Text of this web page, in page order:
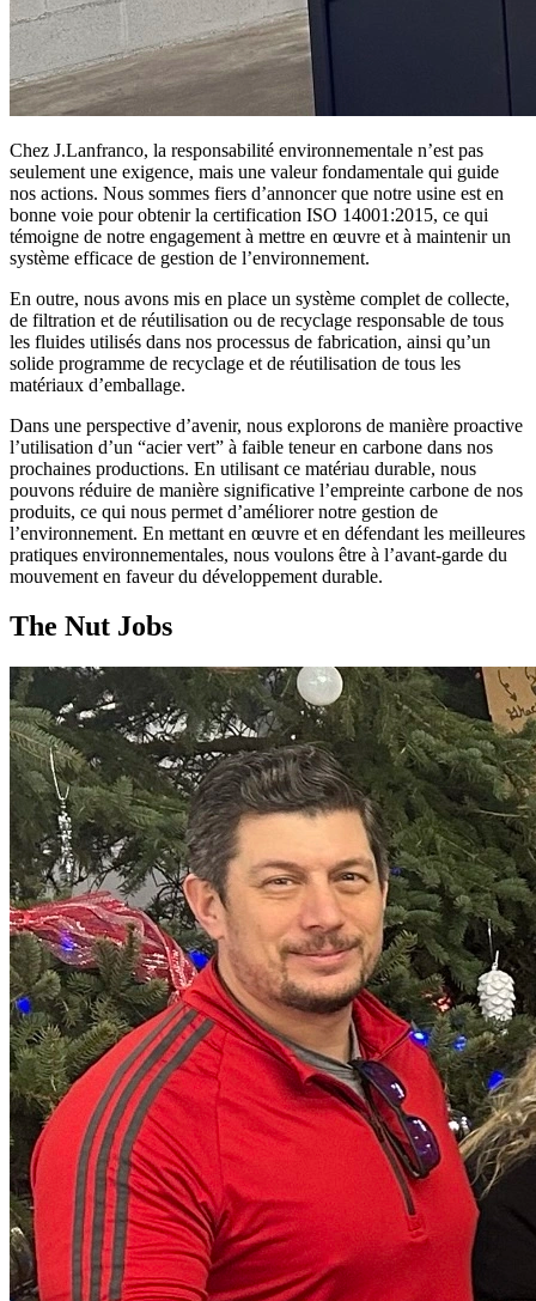
Chez J.Lanfranco, la responsabilité environnementale n’est pas
seulement une exigence, mais une valeur fondamentale qui guide
nos actions. Nous sommes fiers d’annoncer que notre usine est en
bonne voie pour obtenir la certification ISO 14001:2015, ce qui
témoigne de notre engagement à mettre en œuvre et à maintenir un
système efficace de gestion de l’environnement.
En outre, nous avons mis en place un système complet de collecte,
de filtration et de réutilisation ou de recyclage responsable de tous
les fluides utilisés dans nos processus de fabrication, ainsi qu’un
solide programme de recyclage et de réutilisation de tous les
matériaux d’emballage.
Dans une perspective d’avenir, nous explorons de manière proactive
l’utilisation d’un “acier vert” à faible teneur en carbone dans nos
prochaines productions. En utilisant ce matériau durable, nous
pouvons réduire de manière significative l’empreinte carbone de nos
produits, ce qui nous permet d’améliorer notre gestion de
l’environnement. En mettant en œuvre et en défendant les meilleures
pratiques environnementales, nous voulons être à l’avant-garde du
mouvement en faveur du développement durable.
The Nut Jobs